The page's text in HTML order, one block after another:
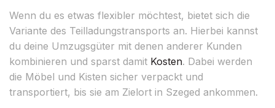
Wenn du es etwas flexibler möchtest, bietet sich die
Variante des Teilladungstransports an. Hierbei kannst
du deine Umzugsgüter mit denen anderer Kunden
kombinieren und sparst damit Kosten. Dabei werden
die Möbel und Kisten sicher verpackt und
transportiert, bis sie am Zielort in Szeged ankommen.